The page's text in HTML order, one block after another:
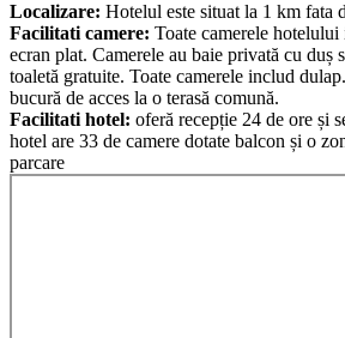
Localizare: Hotelul este situat la 1 km fata
Facilitati camere: Toate camerele
ecran plat. Camerele au baie privată cu duș
toaletă gratuite. Toate camerele includ
bucură de acces la o terasă comună.
Facilitati hotel: oferă recepție 24 de ore și
hotel are 33 de camere dotate balcon și o
parcare